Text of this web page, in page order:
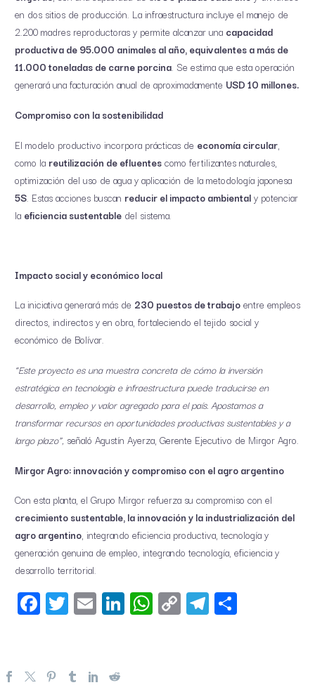
en dos sitios de producción. La infraestructura incluye el manejo de
2.200 madres reproductoras y permite alcanzar una capacidad
productiva de 95.000 animales al año, equivalentes a más de
11.000 toneladas de carne porcina. Se estima que esta operación
generará una facturación anual de aproximadamente USD 10 millones.
Compromiso con la sostenibilidad
El modelo productivo incorpora prácticas de economía circular,
como la reutilización de efluentescomo fertilizantes naturales,
optimización del uso de agua y aplicación de la metodología japonesa
5S. Estas acciones buscan reducir el impacto ambientaly potenciar
la eficiencia sustentable del sistema.
Impacto social y económico local
La iniciativa generará más de 230 puestos de trabajoentre empleos
directos, indirectos y en obra, fortaleciendo el tejido social y
económico de Bolívar.
“Este proyecto es una muestra concreta de cómo la inversión
estratégica en tecnología e infraestructura puede traducirse en
desarrollo, empleo y valor agregado para el país. Apostamos a
transformar recursos en oportunidades productivas sustentables y a
largo plazo”, señaló Agustín Ayerza, Gerente Ejecutivo de Mirgor Agro.
Mirgor Agro: innovación y compromiso con el agro argentino
Con esta planta, el Grupo Mirgor refuerza su compromiso con el
crecimiento sustentable, la innovación y la industrialización del
agro argentino, integrando eficiencia productiva, tecnología y
generación genuina de empleo, integrando tecnología, eficiencia y
desarrollo territorial.
Facebook
Twitter
EmailLinkedIn
WhatsApp
CopyTelegram